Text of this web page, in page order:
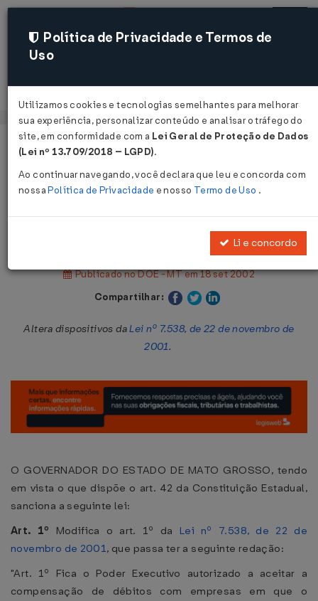
Acessar
Página Inicial
Legislações
Lei nº 7.714 de 18/09/2002
Publicado no DOE - MT em 18 set 2002
Compartilhar:
Altera dispositivos daLei nº 7.538, de 22 de novembro de
2001.
O GOVERNADOR DO ESTADO DE MATO GROSSO, tendo
em vista o que dispõe o art. 42 da Constituição Estadual,
sanciona a seguinte lei:
Art. 1º Modifica o art. 1º da Lei nº 7.538, de 22 de
novembro de 2001, que passa ter a seguinte redação:
"Art. 1º Fica o Poder Executivo autorizado a aceitar a
compensação de débitos com empresas em que o
Política de Privacidade e Termos de
Uso
Utilizamos cookies e tecnologias semelhantes para melhorar
sua experiência, personalizar conteúdo e analisar o tráfego do
site, em conformidade com a Lei Geral de Proteção de Dados
(Lei nº 13.709/2018 – LGPD).
Ao continuar navegando, você declara que leu e concorda com
nossaPolítica de Privacidade e nosso Termo de Uso .
Li e concordo